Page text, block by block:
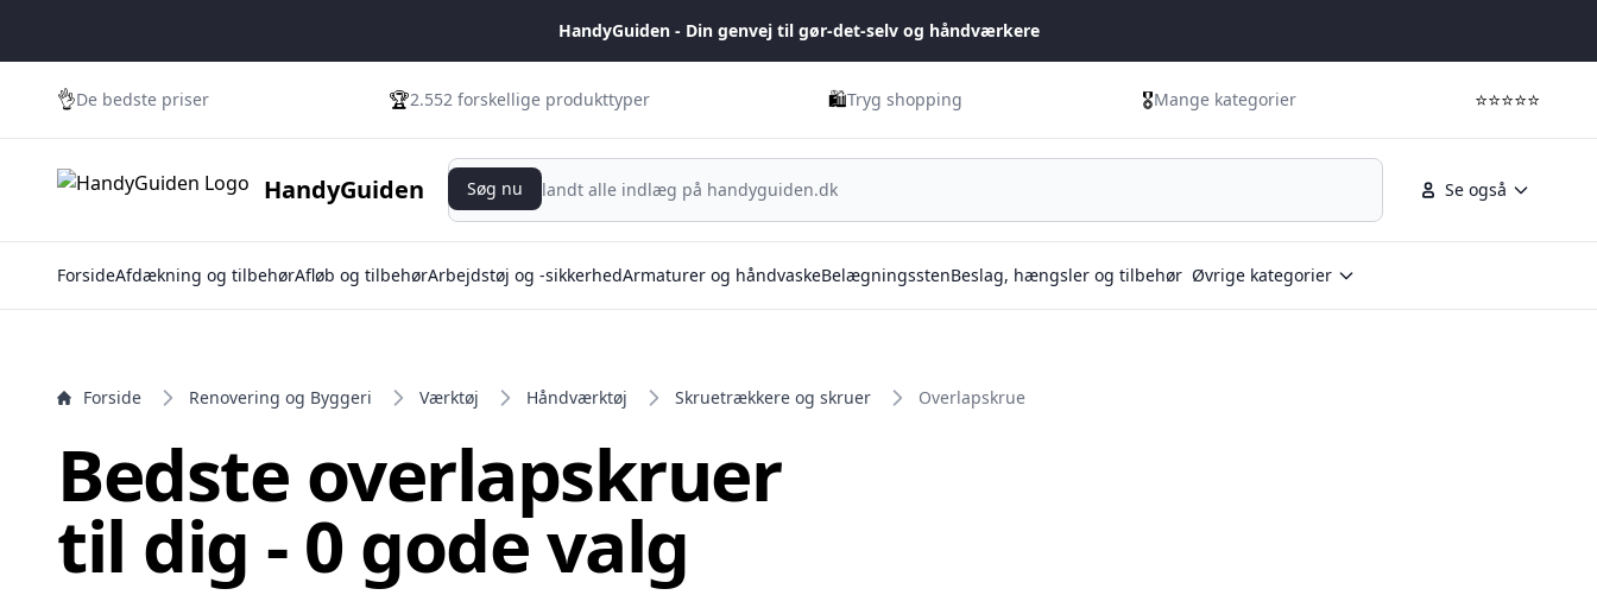
HandyGuiden - Din genvej til gør-det-selv og håndværkere
👌De bedste priser 🏆2.552 forskellige produkttyper 🛍️Tryg shopping 🎖️Mange kategorier ⭐⭐⭐⭐⭐
HandyGuiden Se også
Søg nu
Søg nu
ForsideAfdækning og tilbehørAfløb og tilbehørArbejdstøj og -sikkerhedArmaturer og håndvaskeBelægningsstenBeslag, hængsler og tilbehør Øvrige kategorier
Forside Renovering og Byggeri Værktøj Håndværktøj Skruetrækkere og skruer Overlapskrue
Bedste overlapskruer
til dig - 0 gode valg